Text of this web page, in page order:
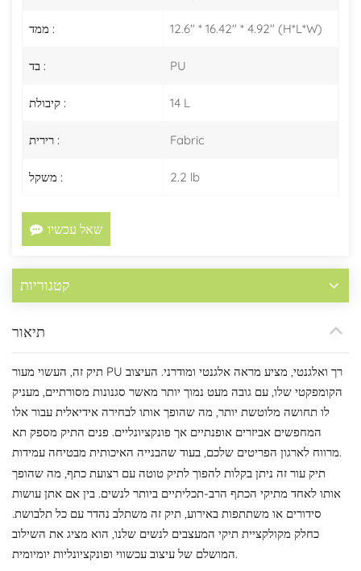
ממד : 12.6" * 16.42" * 4.92" (H*L*W)
בד : PU
קיבולת : 14 L
רירית : Fabric
משקל : 2.2 lb
שאל עכשיו
קטגוריות
תיאור
תיק זה, העשוי מעור PU רך ואלגנטי, מציע מראה אלגנטי ומודרני. העיצוב
הקומפקטי שלו, עם גובה מעט נמוך יותר מאשר סגנונות מסורתיים, מעניק
לו תחושה מלוטשת יותר, מה שהופך אותו לבחירה אידיאלית עבור אלו
המחפשים אביזרים אופנתיים אך פונקציונליים. פנים התיק מספק תא
מרווח לארגון הפריטים שלכם, בעוד שהבנייה האיכותית מבטיחה עמידות.
תיק עור זה ניתן בקלות להפוך לתיק טוטה עם רצועת כתף, מה שהופך
אותו לאחד מתיקי הכתף הרב-תכליתיים ביותר לנשים. בין אם אתן עושות
סידורים או משתתפות באירוע, תיק זה משתלב נהדר עם כל תלבושת.
כחלק מקולקציית תיקי המעצבים לנשים שלנו, הוא מציג את השילוב
המושלם של עיצוב עכשווי ופונקציונליות יומיומית.